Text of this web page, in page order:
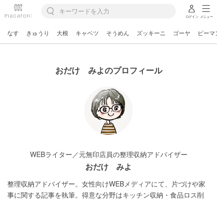
ログイン メニュー
なす きゅうり 大根 キャベツ そうめん ズッキーニ ゴーヤ ピーマ
おだけ みよのプロフィール
WEBライター／元無印店員の整理収納アドバイザー
おだけ みよ
整理収納アドバイザー。女性向けWEBメディアにて、片づけや家
事に関する記事を執筆。得意な分野はキッチン収納・食品ロス削